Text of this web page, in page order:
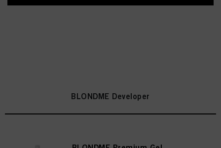
BLONDME Developer